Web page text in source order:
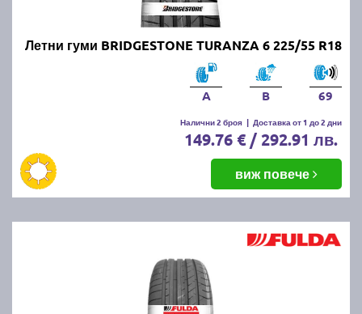
Летни гуми BRIDGESTONE TURANZA 6 225/55 R18
A B 69
Налични 2 броя | Доставка от 1 до 2 дни
149.76 € / 292.91 лв.
виж повече